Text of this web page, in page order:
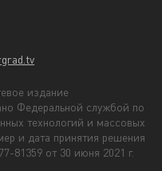
издание
Федеральной службой по
технологий и массовых
и дата принятия решения
от 30 июня 2021 г.